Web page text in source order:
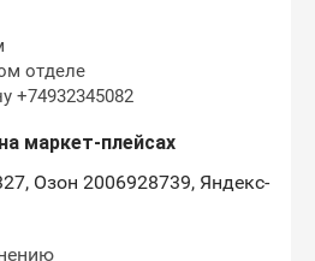
отделе
+74932345082
маркет-плейсах
Озон 2006928739, Яндекс-